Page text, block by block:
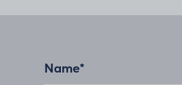
Name*